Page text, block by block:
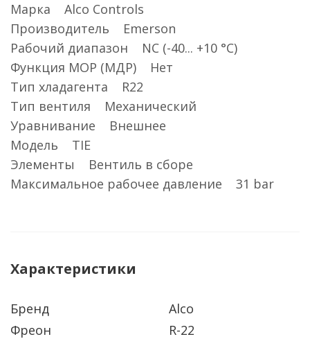
Марка Alco Controls
Производитель Emerson
Рабочий диапазон NC (-40... +10 °C)
Функция MOP (МДР) Нет
Тип хладагента R22
Тип вентиля Механический
Уравнивание Внешнее
Модель TIE
Элементы Вентиль в сборе
Максимальное рабочее давление 31 bar
Характеристики
Бренд
Alco
Фреон
R-22